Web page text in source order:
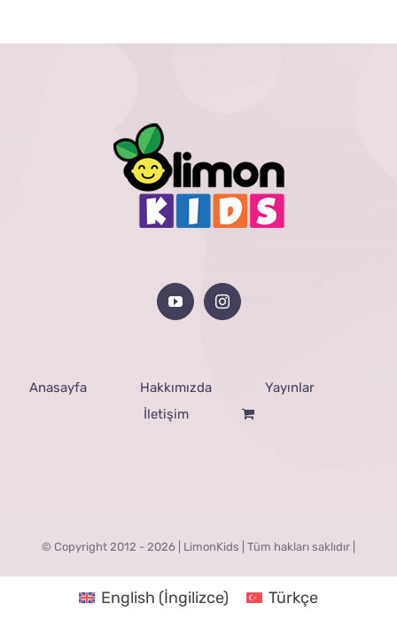
Anasayfa Hakkımızda
Yayınlar
İletişim
© Copyright 2012 - 2026 | LimonKids | Tüm hakları saklıdır |
English (İngilizce) Türkçe